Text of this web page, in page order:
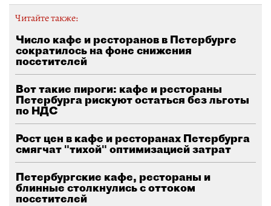
Читайте также:
Число кафе и ресторанов в Петербурге
сократилось на фоне снижения
посетителей
Вот такие пироги: кафе и рестораны
Петербурга рискуют остаться без льготы
по НДС
Рост цен в кафе и ресторанах Петербурга
смягчат "тихой" оптимизацией затрат
Петербургские кафе, рестораны и
блинные столкнулись с оттоком
посетителей